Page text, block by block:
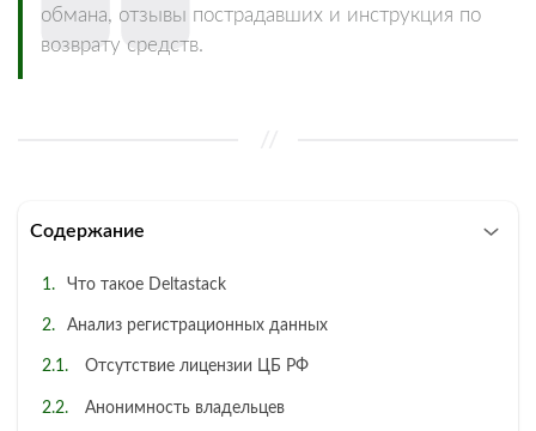
обмана, отзывы пострадавших и инструкция по
возврату средств.
Содержание
Что такое Deltastack
Анализ регистрационных данных
Отсутствие лицензии ЦБ РФ
Анонимность владельцев